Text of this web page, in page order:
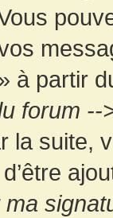
à partir
forum
la suite,